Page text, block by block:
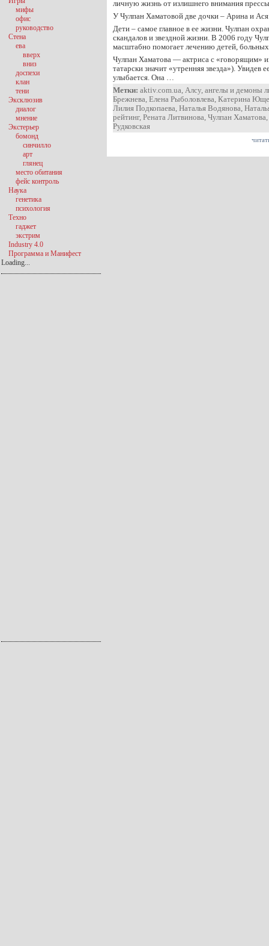
личную жизнь от излишнего внимания
У Чулпан Хаматовой две дочки – Арина и
Дети – самое главное в ее жизни. Чулпан
скандалов и звездной жизни. В 2006 году
масштабно помогает лечению детей,
Чулпан Хаматова — актриса с «говорящим»
татарски значит «утренняя звезда»). Увидев
улыбается. Она …
Метки: aktiv.com.ua, Алсу, ангелы и демоны
Брежнева, Елена Рыболовлева, Катерина
Лилия Подкопаева, Наталья Водянова,
рейтинг, Рената Литвинова, Чулпан Хаматова,
Рудковская
мифы
офис
руководство
Стена
ева
вверх
вниз
доспехи
клан
тени
Эксклюзив
диалог
мнение
Экстерьер
бомонд
синчилло
арт
глянец
место обитания
фейс контроль
Наука
генетика
психология
Техно
гаджет
экстрим
Industry 4.0
Программа и Манифест
Loading...